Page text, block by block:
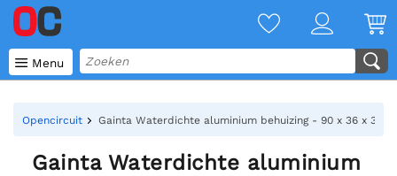
 Menu
Opencircuit Gainta Waterdichte aluminium behuizing - 90 x 36 x 30
Gainta Waterdichte aluminium